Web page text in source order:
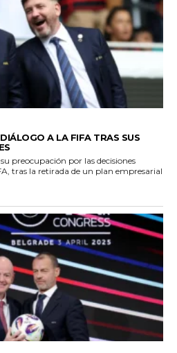
A LA FIFA TRAS SUS
preocupación por las decisiones
tras la retirada de un plan empresarial